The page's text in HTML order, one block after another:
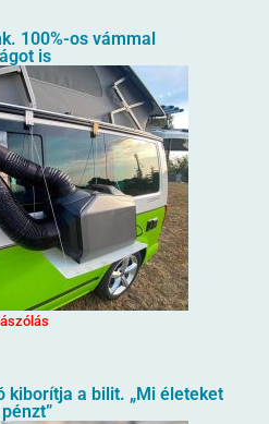
100%-os vámmal
is
kiborítja a bilit. „Mi életeket